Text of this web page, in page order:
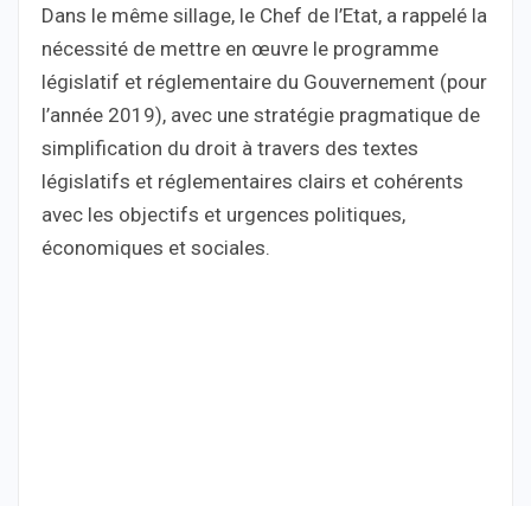
Dans le même sillage, le Chef de l’Etat, a rappelé la
nécessité de mettre en œuvre le programme
législatif et réglementaire du Gouvernement (pour
l’année 2019), avec une stratégie pragmatique de
simplification du droit à travers des textes
législatifs et réglementaires clairs et cohérents
avec les objectifs et urgences politiques,
économiques et sociales.